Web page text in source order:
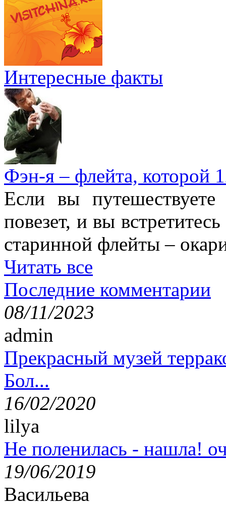
Интересные факты
Фэн-я – флейта, которой
Если вы
повезет, и вы
старинной флейты –
Читать все
Последние комментарии
08/11/2023
admin
Прекрасный музей
Бол...
16/02/2020
lilya
Не поленилась - нашла!
19/06/2019
Васильева